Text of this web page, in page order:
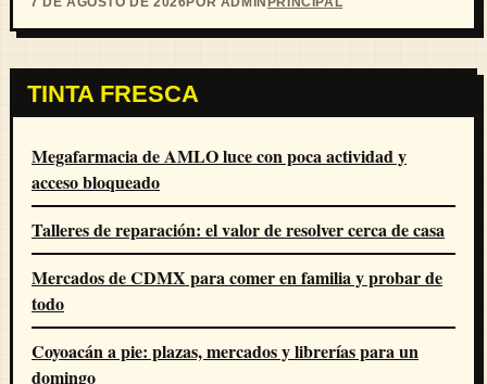
TINTA FRESCA
Megafarmacia de AMLO luce con poca actividad y
acceso bloqueado
Talleres de reparación: el valor de resolver cerca de casa
Mercados de CDMX para comer en familia y probar de
todo
Coyoacán a pie: plazas, mercados y librerías para un
domingo